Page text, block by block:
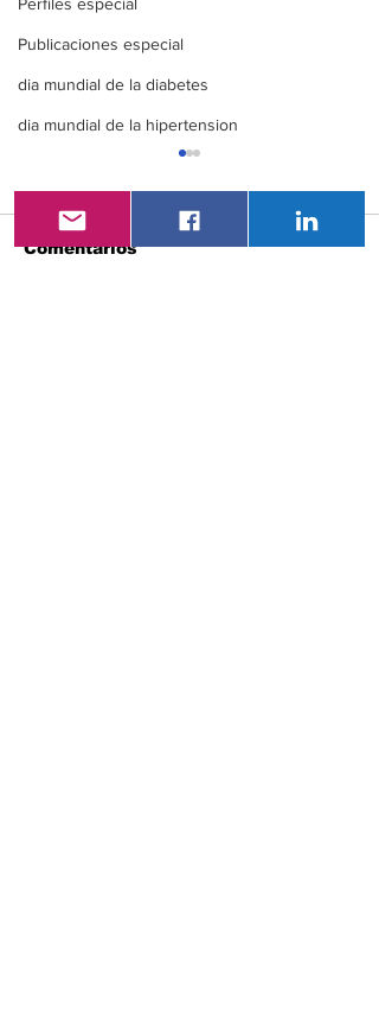
Publicaciones especial
dia mundial de la diabetes
dia mundial de la hipertension
Comentarios